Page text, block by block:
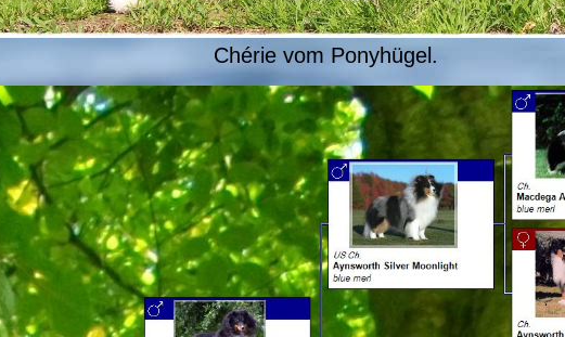
Chérie vom Ponyhügel.